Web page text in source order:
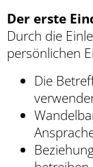
Der erste
Durch die
persönlichen
Die